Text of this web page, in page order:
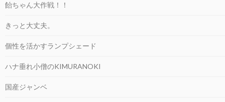
飴ちゃん大作戦！！
きっと大丈夫。
個性を活かすランプシェード
ハナ垂れ小僧のKIMURANOKI
国産ジャンベ